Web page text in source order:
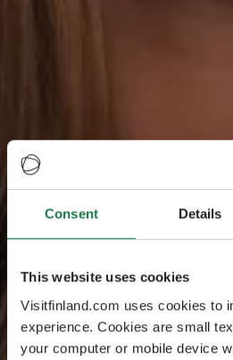
Consent Details
This website uses cookies
Visitfinland.com uses cookies to
experience. Cookies are small
your computer or mobile device